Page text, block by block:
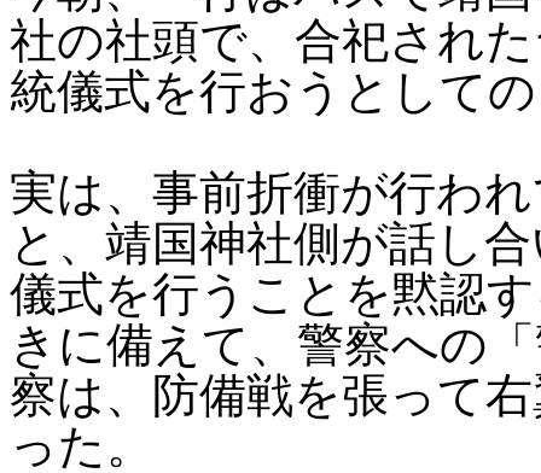
社の社頭で、合祀され
統儀式を行おうとして
実は、事前折衝が行わ
と、靖国神社側が話し
儀式を行うことを黙認
きに備えて、警察への
察は、防備戦を張って
った。